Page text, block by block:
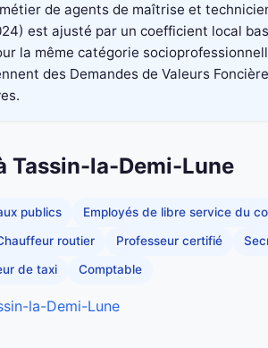
de agents de maîtrise et
est ajusté par un coefficient local
la même catégorie
des Demandes de Valeurs
Tassin-la-Demi-Lune
publics Employés de libre service du
routier Professeur certifié
de taxi Comptable
la-Demi-Lune